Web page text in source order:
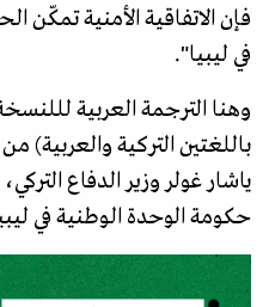
فإن الاتفاقية الأمنية تمكّن
في ليبيا".
وهنا الترجمة العربية
باللغتين التركية والعربية)
ياشار غولر وزير الدفاع
حكومة الوحدة الوطنية في